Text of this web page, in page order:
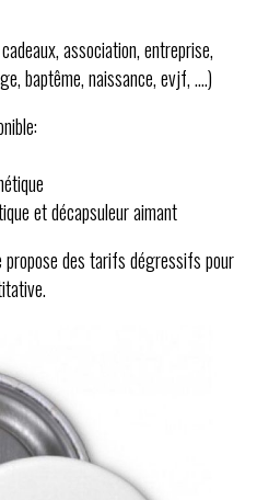
association, entreprise,
baptême, naissance, evjf, ....)
et décapsuleur aimant
propose des tarifs dégressifs pour